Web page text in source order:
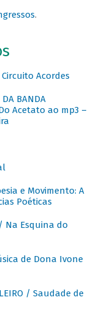
.
Circuito Acordes
DA BANDA
Do Acetato ao mp3 –
e Movimento: A
Poéticas
/ Na Esquina do
de Dona Ivone
/ Saudade de